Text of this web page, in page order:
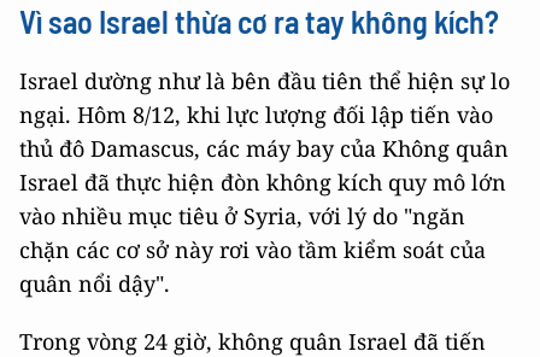
Vì sao Israel thừa cơ ra tay không kích?
Israel dường như là bên đầu tiên thể hiện sự lo
ngại. Hôm 8/12, khi lực lượng đối lập tiến vào
thủ đô Damascus, các máy bay của Không quân
Israel đã thực hiện đòn không kích quy mô lớn
vào nhiều mục tiêu ở Syria, với lý do "ngăn
chặn các cơ sở này rơi vào tầm kiểm soát của
quân nổi dậy".
Trong vòng 24 giờ, không quân Israel đã tiến